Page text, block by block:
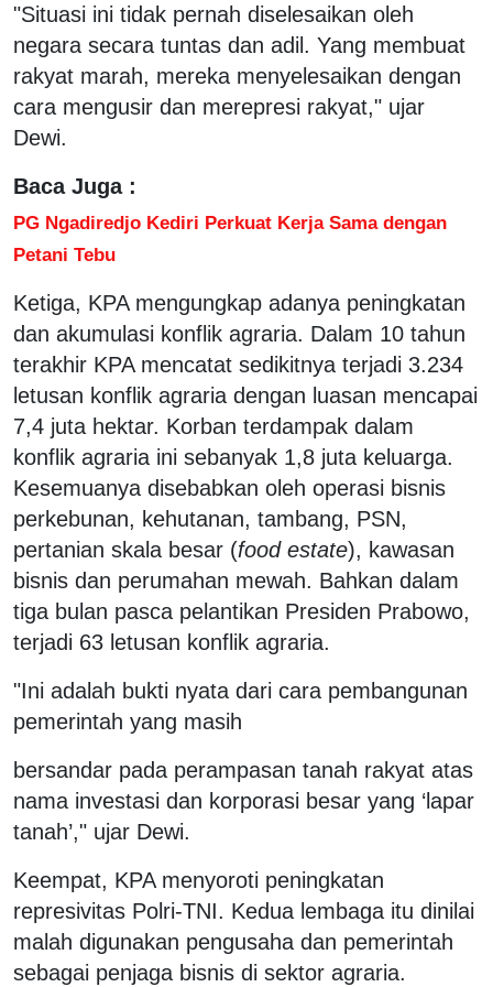
"Situasi ini tidak pernah diselesaikan oleh
negara secara tuntas dan adil. Yang membuat
rakyat marah, mereka menyelesaikan dengan
cara mengusir dan merepresi rakyat," ujar
Dewi.
Baca Juga :
PG Ngadiredjo Kediri Perkuat Kerja Sama dengan
Petani Tebu
Ketiga, KPA mengungkap adanya peningkatan
dan akumulasi konflik agraria. Dalam 10 tahun
terakhir KPA mencatat sedikitnya terjadi 3.234
letusan konflik agraria dengan luasan mencapai
7,4 juta hektar. Korban terdampak dalam
konflik agraria ini sebanyak 1,8 juta keluarga.
Kesemuanya disebabkan oleh operasi bisnis
perkebunan, kehutanan, tambang, PSN,
pertanian skala besar (food estate), kawasan
bisnis dan perumahan mewah. Bahkan dalam
tiga bulan pasca pelantikan Presiden Prabowo,
terjadi 63 letusan konflik agraria.
"Ini adalah bukti nyata dari cara pembangunan
pemerintah yang masih
bersandar pada perampasan tanah rakyat atas
nama investasi dan korporasi besar yang ‘lapar
tanah’," ujar Dewi.
Keempat, KPA menyoroti peningkatan
represivitas Polri-TNI. Kedua lembaga itu dinilai
malah digunakan pengusaha dan pemerintah
sebagai penjaga bisnis di sektor agraria.